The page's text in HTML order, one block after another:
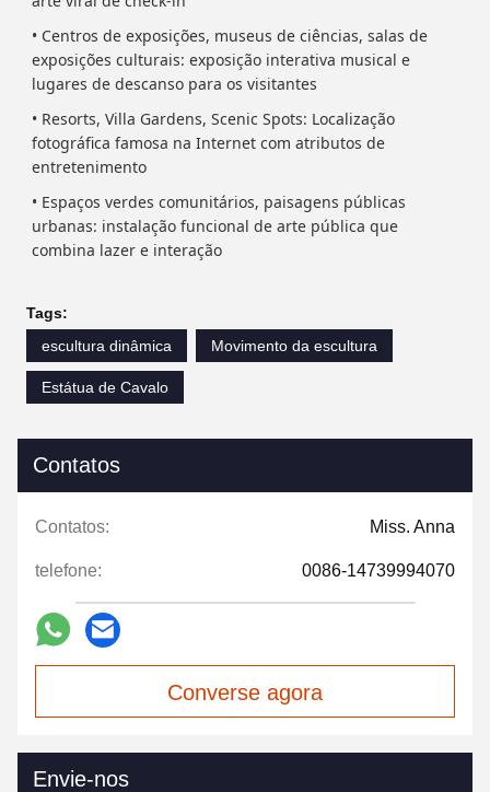
• Centros de exposições, museus de ciências, salas de
exposições culturais: exposição interativa musical e
lugares de descanso para os visitantes
• Resorts, Villa Gardens, Scenic Spots: Localização
fotográfica famosa na Internet com atributos de
entretenimento
• Espaços verdes comunitários, paisagens públicas
urbanas: instalação funcional de arte pública que
combina lazer e interação
Tags:
escultura dinâmica
Movimento da escultura
Estátua de Cavalo
Contatos
Contatos: Miss. Anna
telefone: 0086-14739994070
Converse agora
Envie-nos